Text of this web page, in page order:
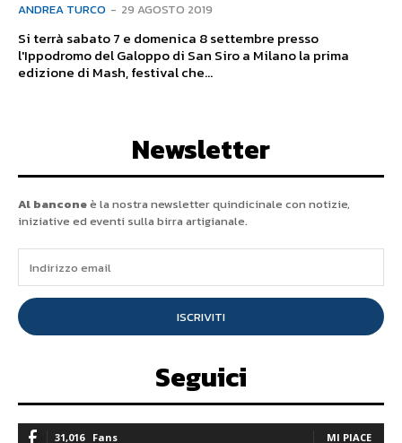
ANDREA TURCO - 29 AGOSTO 2019
Si terrà sabato 7 e domenica 8 settembre presso
l'Ippodromo del Galoppo di San Siro a Milano la prima
edizione di Mash, festival che...
Newsletter
Al banconeè la nostra newsletter quindicinale con notizie,
iniziative ed eventi sulla birra artigianale.
ISCRIVITI
Seguici
31,016 Fans MI PIACE